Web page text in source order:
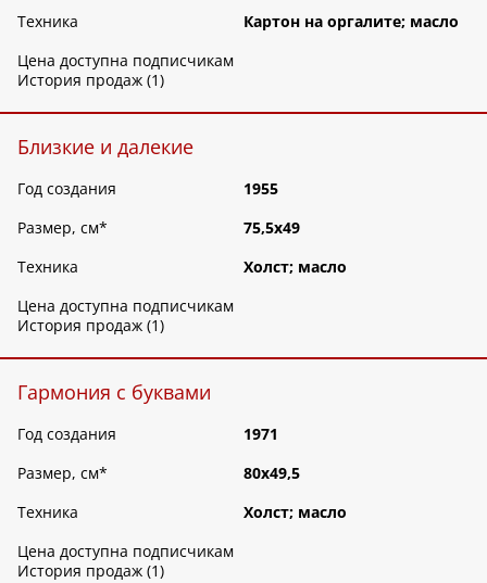
Техника
Картон на оргалите; масло
Цена доступна подписчикам
История продаж (1)
Близкие и далекие
Год создания
1955
Размер, см*
75,5х49
Техника
Холст; масло
Цена доступна подписчикам
История продаж (1)
Гармония с буквами
Год создания
1971
Размер, см*
80х49,5
Техника
Холст; масло
Цена доступна подписчикам
История продаж (1)